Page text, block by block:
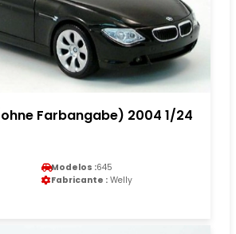
Farbangabe) 2004 1/24
Modelos :645
Fabricante : Welly